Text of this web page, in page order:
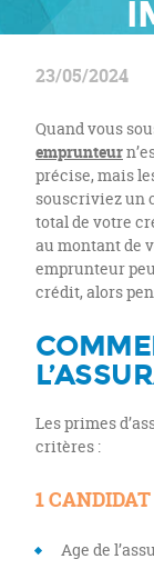
23/05/2024
Quand vous
emprunteur
précise, mais
souscriviez un
total de votre
au montant de
emprunteur
crédit, alors
Les primes
critères :
1
Age de